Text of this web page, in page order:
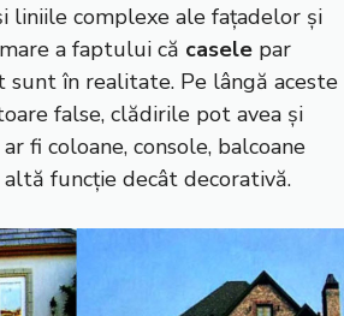
complexe ale fațadelor și
a faptului că casele par
sunt în realitate. Pe lângă aceste
false, clădirile pot avea și
fi coloane, console, balcoane
altă funcție decât decorativă.